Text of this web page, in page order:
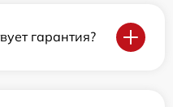
гарантия?